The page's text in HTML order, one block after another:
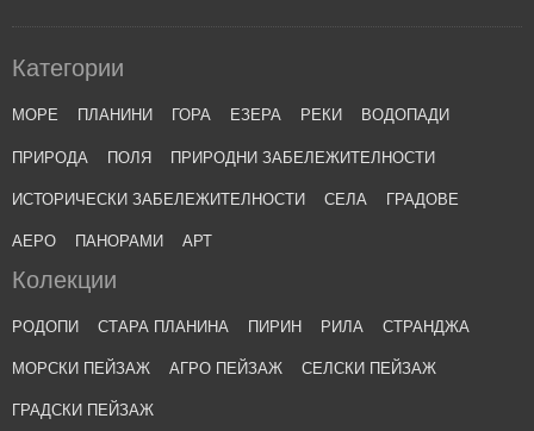
Категории
МОРЕ ПЛАНИНИ ГОРА ЕЗЕРА РЕКИ ВОДОПАДИ
ПРИРОДА ПОЛЯ ПРИРОДНИ ЗАБЕЛЕЖИТЕЛНОСТИ
ИСТОРИЧЕСКИ ЗАБЕЛЕЖИТЕЛНОСТИ СЕЛА ГРАДОВЕ
АЕРО ПАНОРАМИ АРТ
Колекции
РОДОПИ СТАРА ПЛАНИНА ПИРИН РИЛА СТРАНДЖА
МОРСКИ ПЕЙЗАЖ АГРО ПЕЙЗАЖ СЕЛСКИ ПЕЙЗАЖ
ГРАДСКИ ПЕЙЗАЖ